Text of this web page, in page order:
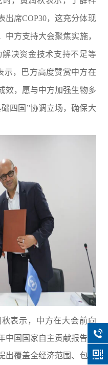
出席COP30，这充分体现
方支持大会聚焦实施，
决资金技术支持不足等
示，巴方高度赞赏中方在
效，愿与中方加强生物多
四国”协调立场，确保大
表示，中方在大会前向
中国国家自主贡献报告》
出覆盖全经济范围、包括